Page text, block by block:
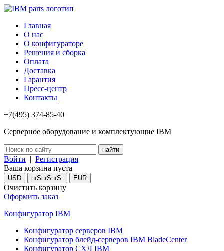
Главная
О нас
О конфигураторе
Решения и сборка
Оплата
Доставка
Гарантия
Пресс-центр
Контакты
+7(495) 374-85-40
Серверное оборудование и комплектующие IBM
Войти | Регистрация
Ваша корзина пуста
USD пїЅпїЅпїЅ. EUR
Очистить корзину
Оформить заказ
Конфигуратор IBM
Конфигуратор серверов IBM
Конфигуратор блейд-серверов IBM BladeCenter
Конфигуратор СХД IBM